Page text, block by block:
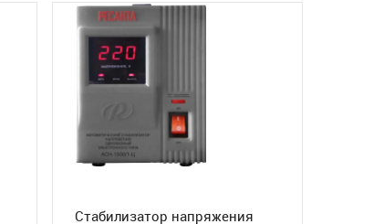
Стабилизатор напряжения